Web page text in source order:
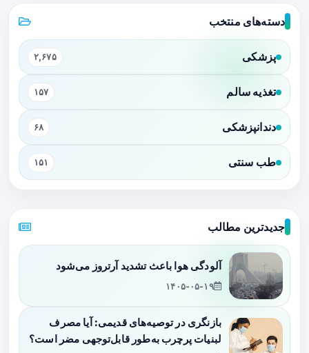
دسته‌های منتخب
پزشکی ۲,۶۷۵
تغذیه سالم ۱۵۷
دندانپزشکی ۶۸
طب سنتی ۱۵۱
جدیدترین مطالب
آلودگی هوا باعث تشدید آرتروز می‌شود
۱۴۰۵-۰۵-۱۹
بازنگری در توصیه‌های قدیمی: آیا مصرف
لبنیات پرچرب به‌طور قابل‌توجهی مضر است؟